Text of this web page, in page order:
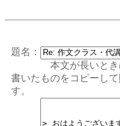
題名：
本文が長いときは
書いたものをコピーし
す。